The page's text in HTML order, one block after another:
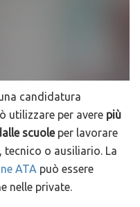
candidatura
utilizzare per avere più
scuoleper lavorare
o ausiliario. La
ATA può essere
nelle private.